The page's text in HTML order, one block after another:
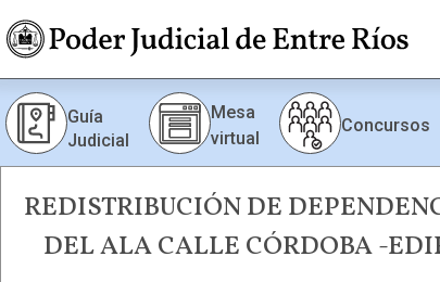
Guía
Judicial
Mesa
virtual
Concursos
REDISTRIBUCIÓN DE
DEL ALA CALLE CÓRDOBA -